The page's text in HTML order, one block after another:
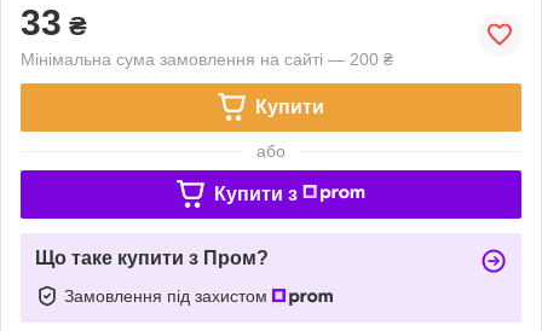
33 ₴
Мінімальна сума замовлення на сайті — 200 ₴
Купити
або
Купити з
Що таке купити з Пром?
Замовлення під захистом